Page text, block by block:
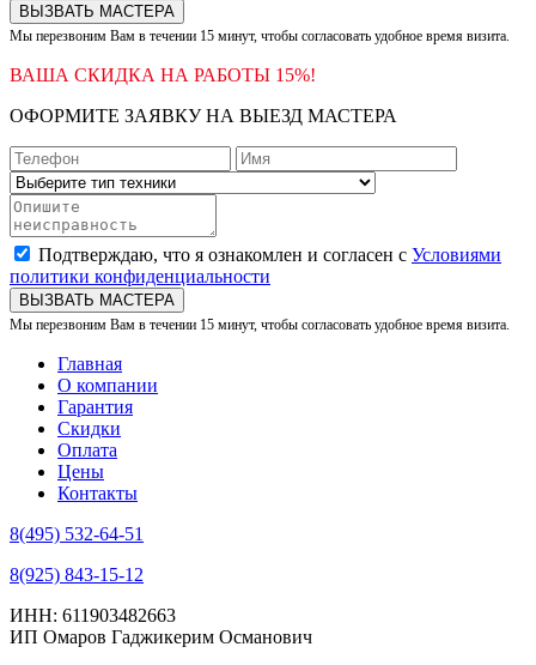
ВЫЗВАТЬ МАСТЕРА
Мы перезвоним Вам в течении 15 минут, чтобы согласовать удобное время визита.
ВАША СКИДКА НА РАБОТЫ 15%!
ОФОРМИТЕ ЗАЯВКУ НА ВЫЕЗД МАСТЕРА
Подтверждаю, что я ознакомлен и согласен с Условиями
политики конфиденциальности
ВЫЗВАТЬ МАСТЕРА
Мы перезвоним Вам в течении 15 минут, чтобы согласовать удобное время визита.
Главная
О компании
Гарантия
Скидки
Оплата
Цены
Контакты
8(495) 532-64-51
8(925) 843-15-12
ИНН: 611903482663
ИП Омаров Гаджикерим Османович